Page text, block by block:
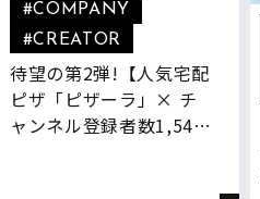
待望の第2弾!【人気宅配
ピザ「ピザーラ」× チ
ャンネル登録者数1,540
#COMPANY
#CREATOR